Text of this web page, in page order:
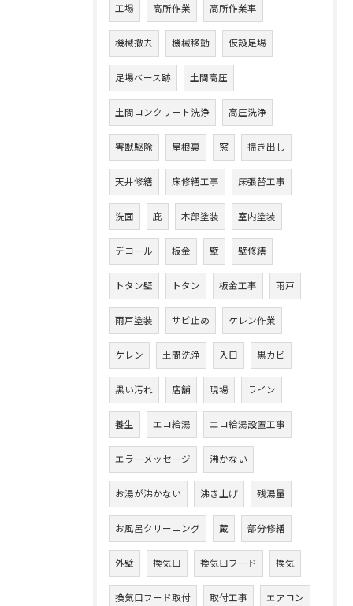
工場 高所作業 高所作業車
機械撤去 機械移動 仮設足場
足場ベース跡 土間高圧
土間コンクリート洗浄 高圧洗浄
害獣駆除 屋根裏 窓 掃き出し
天井修繕 床修繕工事 床張替工事
洗面 庇 木部塗装 室内塗装
デコール 板金 壁 壁修繕
トタン壁 トタン 板金工事 雨戸
雨戸塗装 サビ止め ケレン作業
ケレン 土間洗浄 入口 黒カビ
黒い汚れ 店舗 現場 ライン
養生 エコ給湯 エコ給湯設置工事
エラーメッセージ 沸かない
お湯が沸かない 沸き上げ 残湯量
お風呂クリーニング 蔵 部分修繕
外壁 換気口 換気口フード 換気
換気口フード取付 取付工事 エアコン